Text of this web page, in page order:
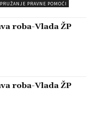
PRAVNE POMOĆI
roba-Vlada ŽP
roba-Vlada ŽP